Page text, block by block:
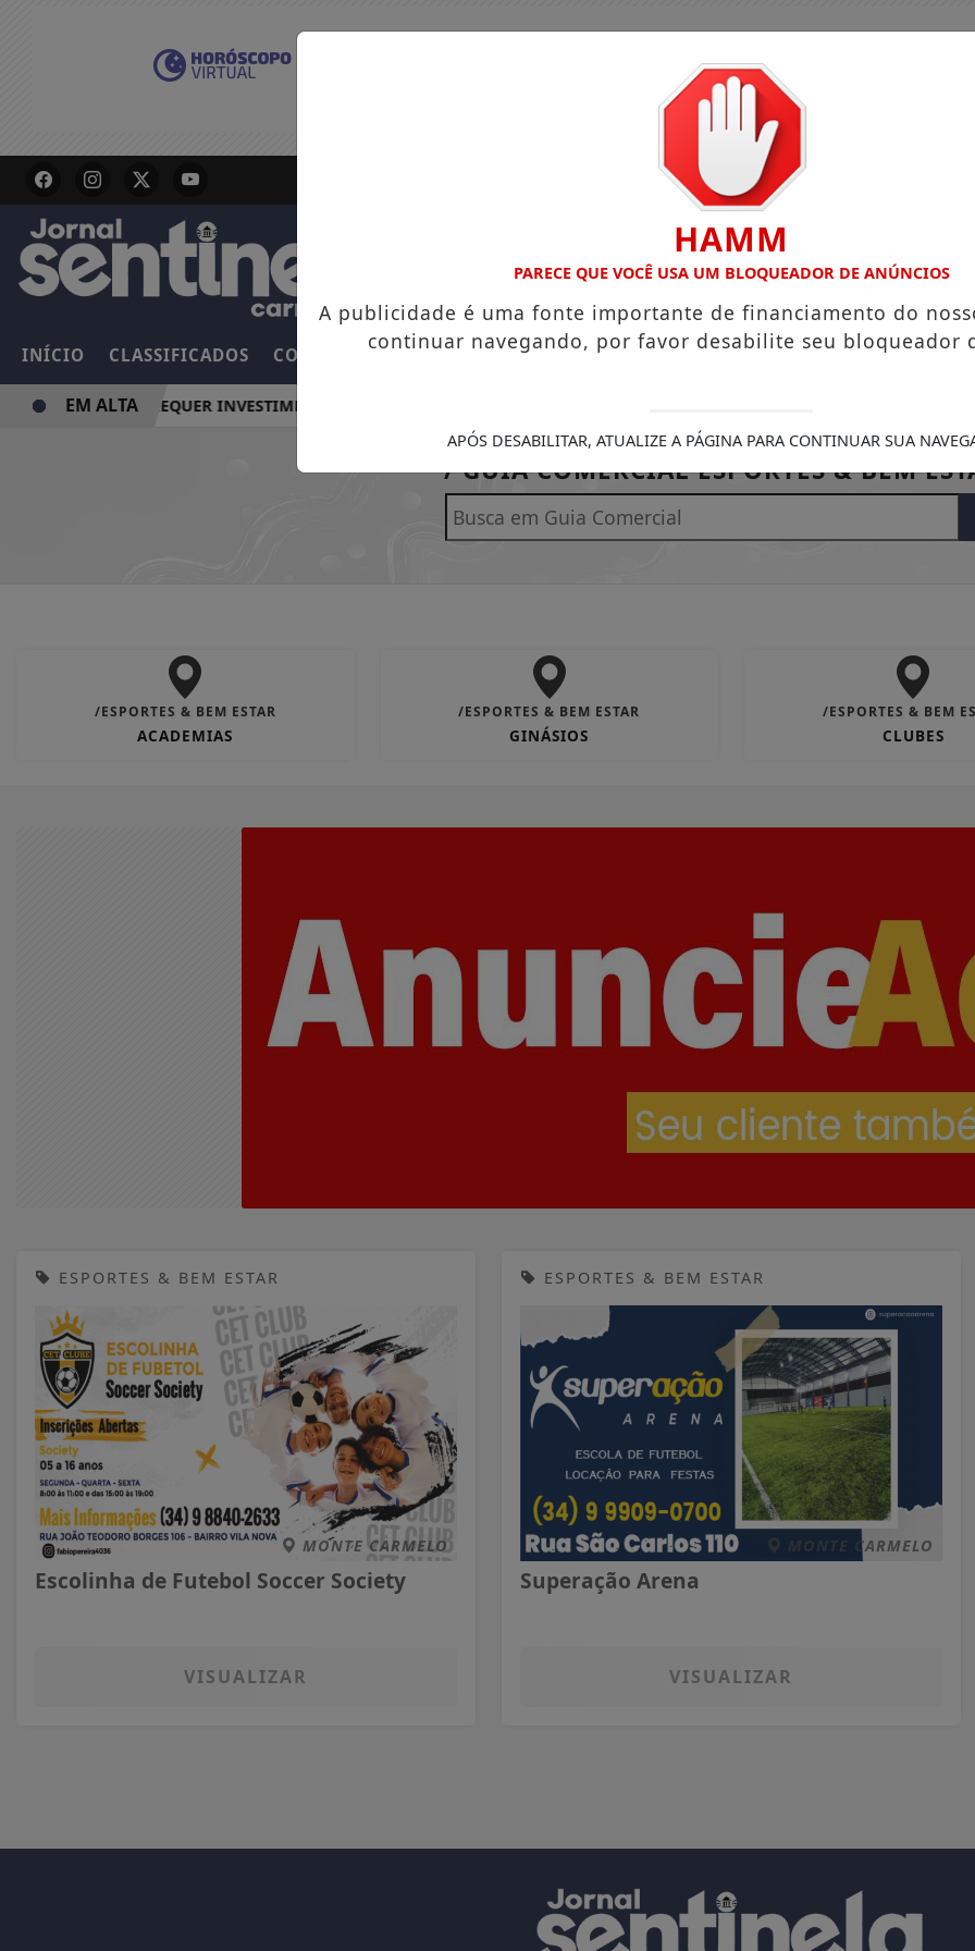
INÍCIO CLASSIFICADOS COLUNAS EMPREGOS GUIA COMERCIAL EDIÇÕES NOTÍCIAS
RESILIENTE REQUER INVESTIMENTO DE CONCESSIONÁRIAS
EM ALTA
/ GUIA COMERCIAL ESPORTES & BEM
/ESPORTES & BEM ESTAR
ACADEMIAS
/ESPORTES & BEM ESTAR
GINÁSIOS
/ESPORTES & BEM
CLUBES
ESPORTES & BEM ESTAR
MONTE CARMELO
Escolinha de Futebol Soccer Society
VISUALIZAR
ESPORTES & BEM ESTAR
MONTE CARMELO
Superação Arena
VISUALIZAR
HAMM
PARECE QUE VOCÊ USA UM BLOQUEADOR DE ANÚNCIOS
A publicidade é uma fonte importante de financiamento do
continuar navegando, por favor desabilite seu bloqueador
APÓS DESABILITAR, ATUALIZE A PÁGINA PARA CONTINUAR SUA